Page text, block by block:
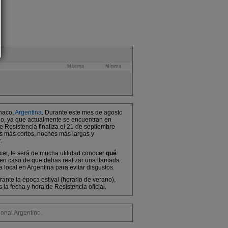
Máxima Mínima
Argentina. Durante este mes de agosto
ya que actualmente se encuentran en
Resistencia finaliza el 21 de septiembre
más cortos, noches más largas y
te será de mucha utilidad conocer qué
caso de que debas realizar una llamada
local en Argentina para evitar disgustos.
la época estival (horario de verano),
la fecha y hora de Resistencia oficial.
Argentino.